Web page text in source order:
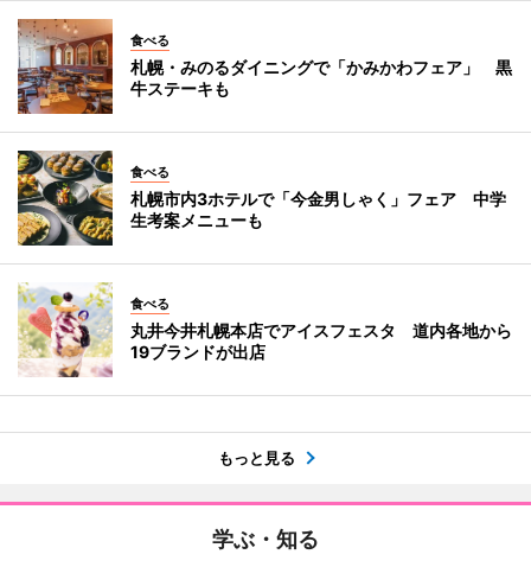
食べる
札幌・みのるダイニングで「かみかわフェア」 黒
牛ステーキも
食べる
札幌市内3ホテルで「今金男しゃく」フェア 中学
生考案メニューも
食べる
丸井今井札幌本店でアイスフェスタ 道内各地から
19ブランドが出店
もっと見る
学ぶ・知る